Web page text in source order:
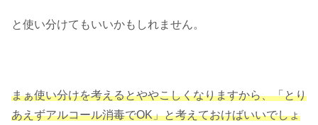
と使い分けてもいいかもしれません。
まぁ使い分けを考えるとややこしくなりますから、「とり
あえずアルコール消毒でOK」と考えておけばいいでしょ